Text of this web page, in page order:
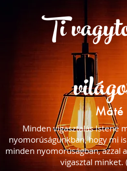
Ti
Minden vigasztalás Istene
nyomorúságunkban, hogy mi
minden nyomorúságban, azzal
vigasztal minket.